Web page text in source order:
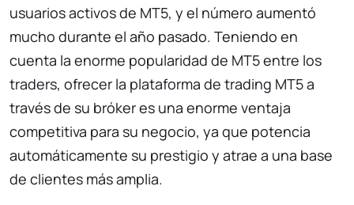
usuarios activos de MT5, y el número aumentó
mucho durante el año pasado. Teniendo en
cuenta la enorme popularidad de MT5 entre los
traders, ofrecer la plataforma de trading MT5 a
través de su bróker es una enorme ventaja
competitiva para su negocio, ya que potencia
automáticamente su prestigio y atrae a una base
de clientes más amplia.